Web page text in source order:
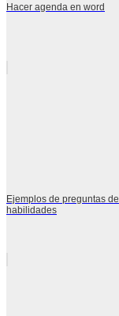
Hacer agenda en word
Ejemplos de preguntas de
habilidades